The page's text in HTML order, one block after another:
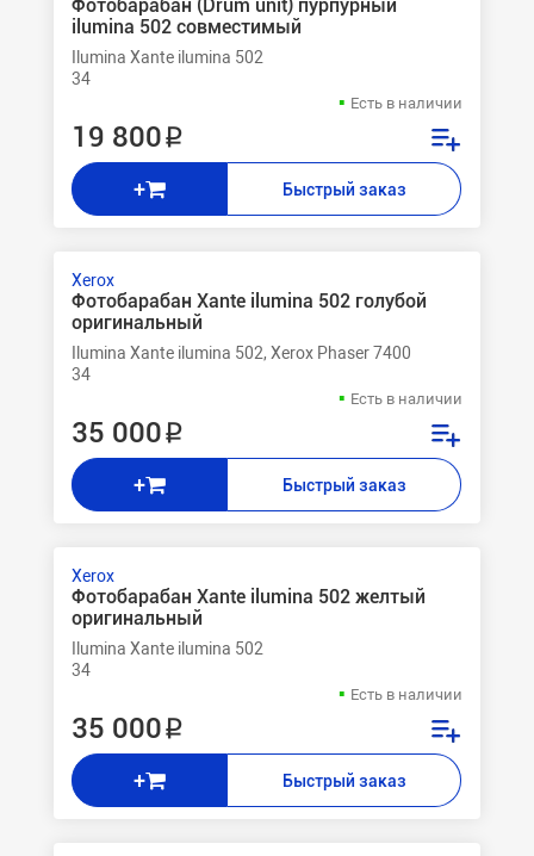
Фотобарабан (Drum unit) пурпурный
ilumina 502 совместимый
Ilumina Xante ilumina 502
34
Есть в наличии
19 800 ₽
+ Быстрый заказ
Xerox
Фотобарабан Xante ilumina 502 голубой
оригинальный
Ilumina Xante ilumina 502, Xerox Phaser 7400
34
Есть в наличии
35 000 ₽
+ Быстрый заказ
Xerox
Фотобарабан Xante ilumina 502 желтый
оригинальный
Ilumina Xante ilumina 502
34
Есть в наличии
35 000 ₽
+ Быстрый заказ